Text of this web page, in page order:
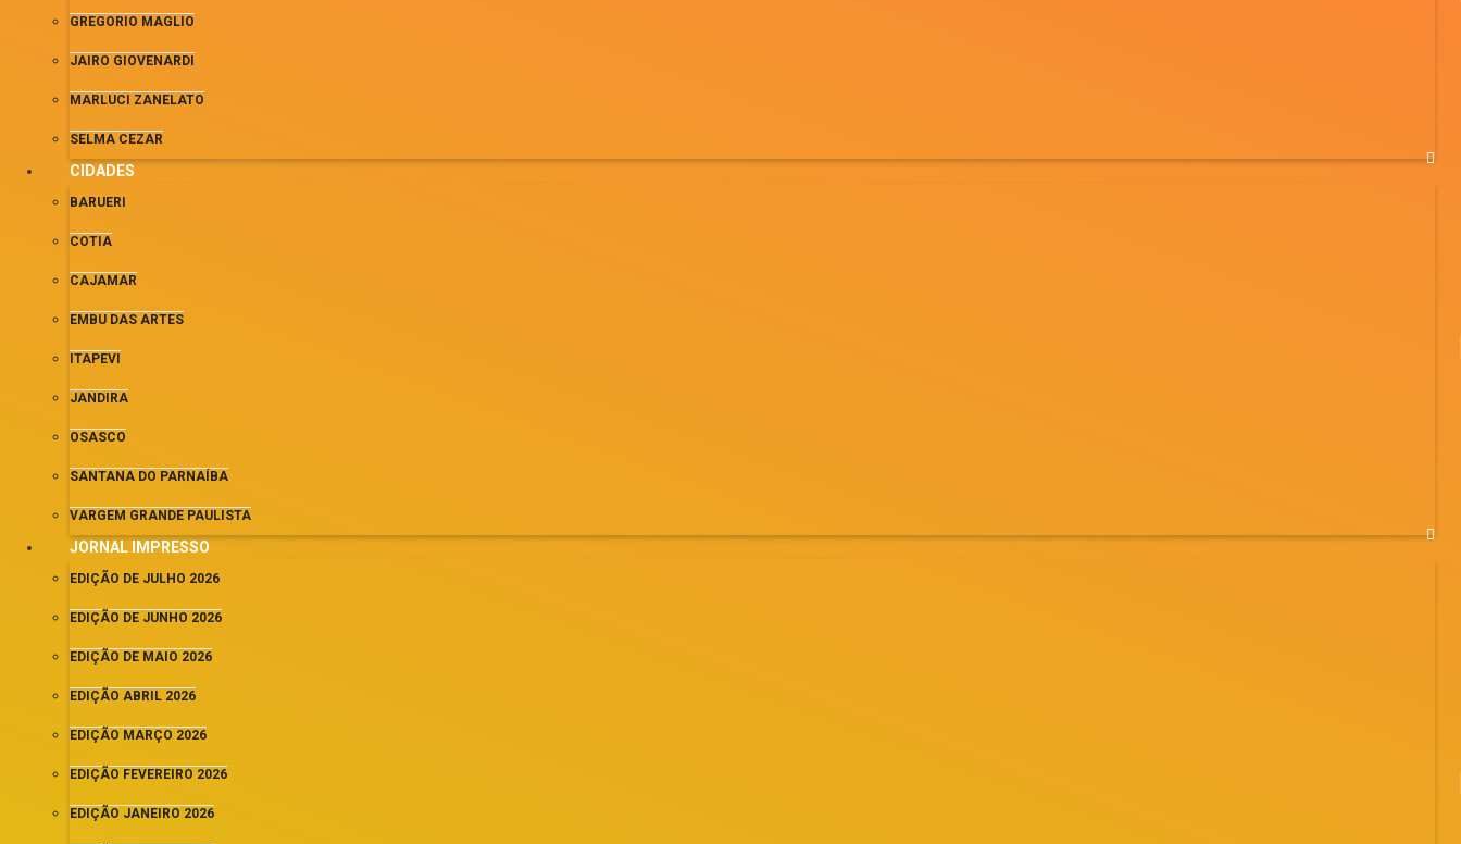
GREGORIO MAGLIO
JAIRO GIOVENARDI
MARLUCI ZANELATO
SELMA CEZAR
CIDADES
BARUERI
COTIA
CAJAMAR
EMBU DAS ARTES
ITAPEVI
JANDIRA
OSASCO
SANTANA DO PARNAÍBA
VARGEM GRANDE PAULISTA
JORNAL IMPRESSO
EDIÇÃO DE JULHO 2026
EDIÇÃO DE JUNHO 2026
EDIÇÃO DE MAIO 2026
EDIÇÃO ABRIL 2026
EDIÇÃO MARÇO 2026
EDIÇÃO FEVEREIRO 2026
EDIÇÃO JANEIRO 2026